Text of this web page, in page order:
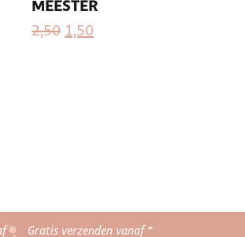
MEESTER
2,50 1,50
Gratis verzenden vanaf *